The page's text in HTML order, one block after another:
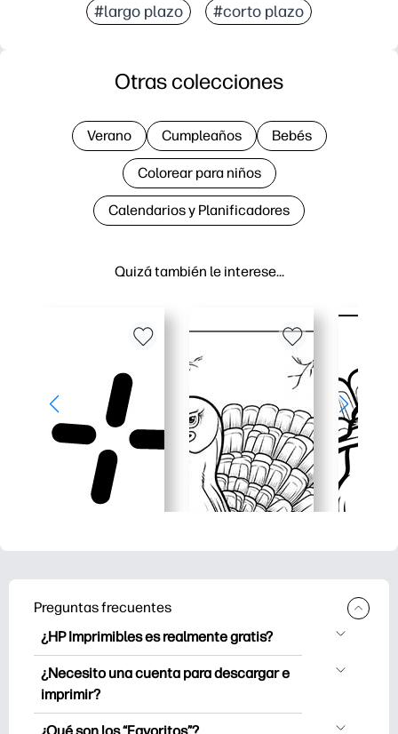
#largo plazo #corto plazo
Quizá también le interese…
Otras colecciones
Verano Cumpleaños Bebés
Colorear para niños
Calendarios y Planificadores
Preguntas frecuentes
¿HP Imprimibles es realmente gratis?
HP Printables ofrece más de 2.500
imprimibles gratuitos para descargar e
imprimir. Explora páginas para colorear
populares, hojas de trabajo de
¿Necesito una cuenta para descargar e
imprimir?
Puede explorar e imprimir sin crear una